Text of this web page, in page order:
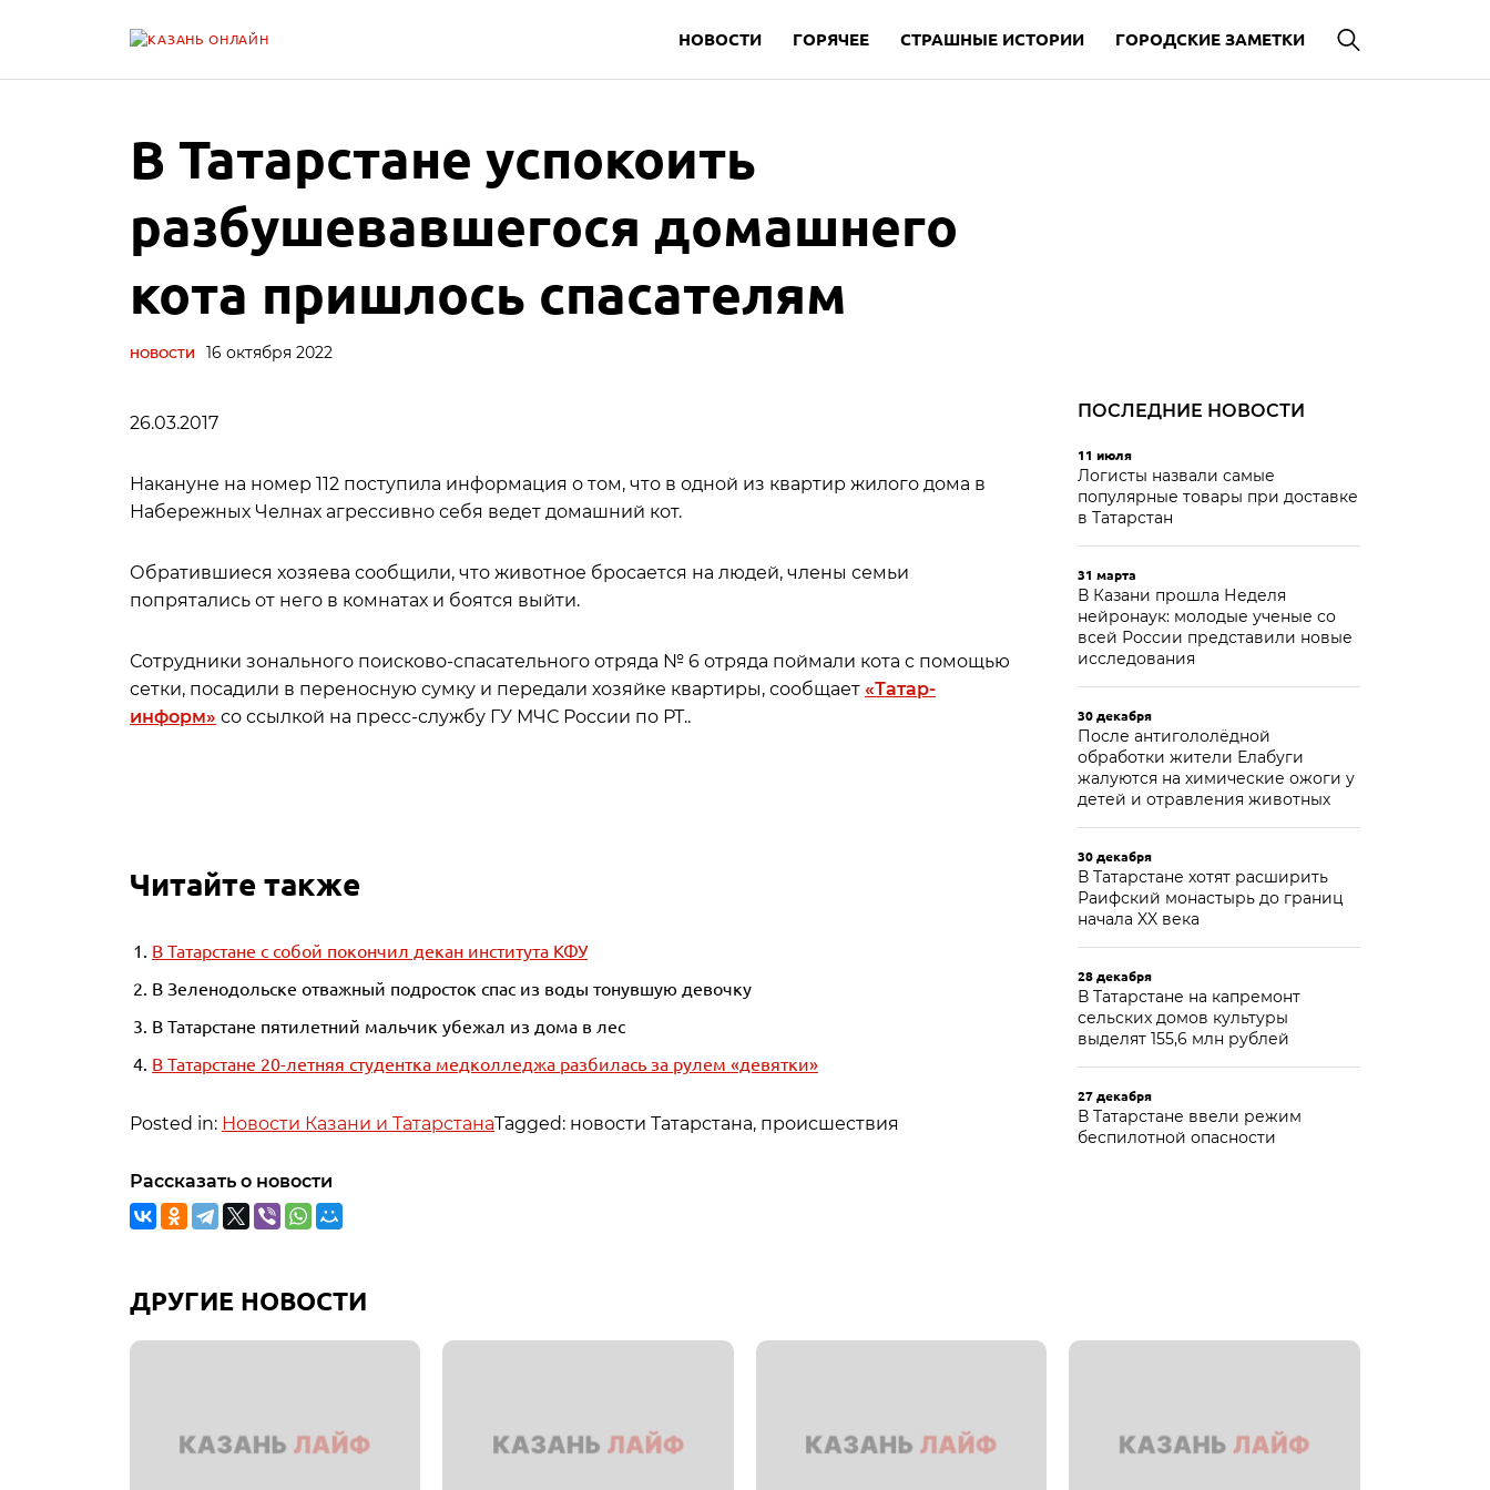
НОВОСТИ ГОРЯЧЕЕ СТРАШНЫЕ ИСТОРИИ ГОРОДСКИЕ ЗАМЕТКИ
В Татарстане успокоить
разбушевавшегося домашнего
кота пришлось спасателям
НОВОСТИ 16 октября 2022
26.03.2017
Накануне на номер 112 поступила информация о том, что в одной из квартир жилого дома в
Набережных Челнах агрессивно себя ведет домашний кот.
Обратившиеся хозяева сообщили, что животное бросается на людей, члены семьи
попрятались от него в комнатах и боятся выйти.
Сотрудники зонального поисково-спасательного отряда № 6 отряда поймали кота с помощью
сетки, посадили в переносную сумку и передали хозяйке квартиры, сообщает «Татар-
информ» со ссылкой на пресс-службу ГУ МЧС России по РТ..
Читайте также
В Татарстане с собой покончил декан института КФУ
В Зеленодольске отважный подросток спас из воды тонувшую девочку
В Татарстане пятилетний мальчик убежал из дома в лес
В Татарстане 20-летняя студентка медколледжа разбилась за рулем «девятки»
Posted in: Новости Казани и ТатарстанаTagged: новости Татарстана, происшествия
Рассказать о новости
ПОСЛЕДНИЕ НОВОСТИ
11 июля
Логисты назвали самые
популярные товары при доставке
в Татарстан
31 марта
В Казани прошла Неделя
нейронаук: молодые ученые со
всей России представили новые
исследования
30 декабря
После антигололёдной
обработки жители Елабуги
жалуются на химические ожоги у
детей и отравления животных
30 декабря
В Татарстане хотят расширить
Раифский монастырь до границ
начала XX века
28 декабря
В Татарстане на капремонт
сельских домов культуры
выделят 155,6 млн рублей
27 декабря
В Татарстане ввели режим
беспилотной опасности
ДРУГИЕ НОВОСТИ